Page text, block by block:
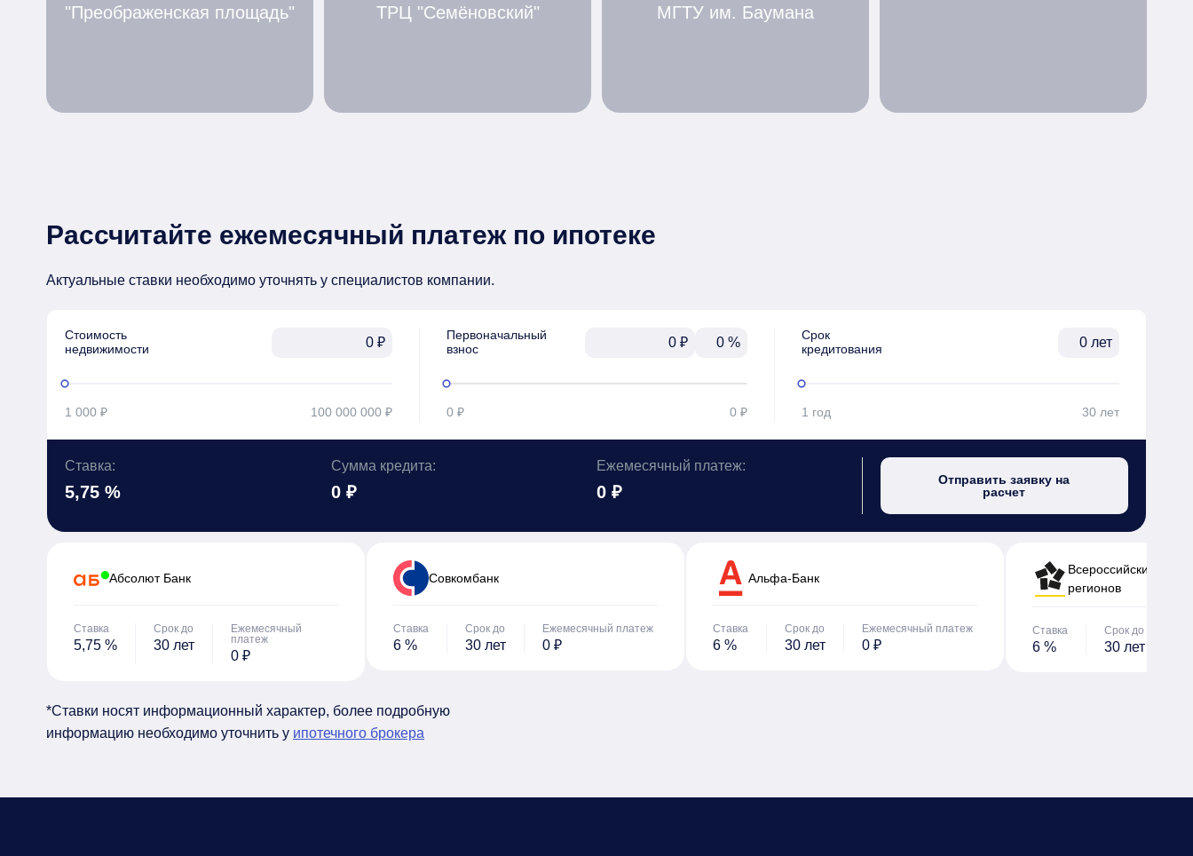
"Преображенская площадь"
ТРЦ "Семёновский"
МГТУ им. Баумана
Рассчитайте ежемесячный платеж по ипотеке
Актуальные ставки необходимо уточнять у специалистов компании.
Стоимость
недвижимости
₽
1 000 ₽ 100 000 000 ₽
Первоначальный
взнос
₽ %
0 ₽ 0 ₽
Срок
кредитования
лет
1 год 30 лет
Ставка:
5,75 %
Сумма кредита:
0 ₽
Ежемесячный платеж:
0 ₽
Отправить заявку на
расчет
Абсолют Банк
Ставка
5,75 %
Срок до
30 лет
Ежемесячный
платеж
0 ₽
Cовкомбанк
Ставка
6 %
Срок до
30 лет
Ежемесячный платеж
0 ₽
Альфа-Банк
Ставка
6 %
Срок до
30 лет
Ежемесячный платеж
0 ₽
Всероссийский банк
регионов
Ставка
6 %
Срок до
30 лет
*Ставки носят информационный характер, более подробную
информацию необходимо уточнить у ипотечного брокера